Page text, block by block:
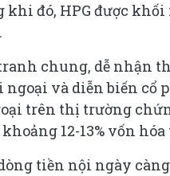
khi đó, HPG được
chung, dễ nhận
và diễn biến cổ
trên thị trường
12-13% vốn
tiền nội ngày